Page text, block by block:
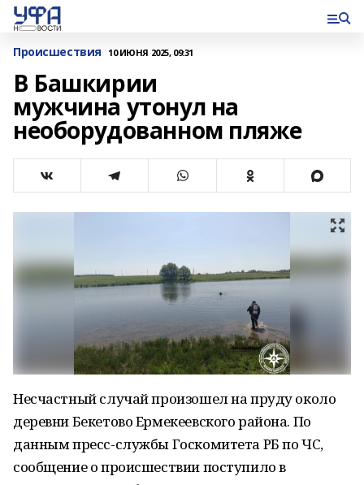
Происшествия 10 ИЮНЯ 2025, 09:31
В Башкирии
мужчина утонул на
необорудованном пляже
Несчастный случай произошел на пруду около
деревни Бекетово Ермекеевского района. По
данным пресс-службы Госкомитета РБ по ЧС,
сообщение о происшествии поступило в